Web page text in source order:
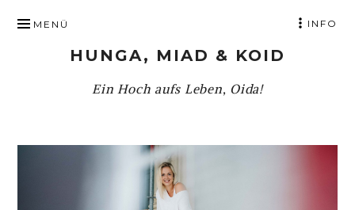
INHALT
SPRINGENHUNGA, MIAD & KOID
Ein Hoch aufs Leben, Oida!
MENÜ INFO